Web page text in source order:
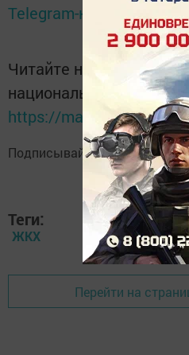
Telegram-канале
Читайте новости
национальном
https://max.ru/tatmedia
Подписывайтесь на
Теги:
ЖКХ
Перейти на